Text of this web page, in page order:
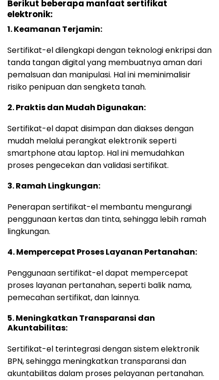
Berikut beberapa manfaat sertifikat
elektronik:
1. Keamanan Terjamin:
Sertifikat-el dilengkapi dengan teknologi enkripsi dan
tanda tangan digital yang membuatnya aman dari
pemalsuan dan manipulasi. Hal ini meminimalisir
risiko penipuan dan sengketa tanah.
2. Praktis dan Mudah Digunakan:
Sertifikat-el dapat disimpan dan diakses dengan
mudah melalui perangkat elektronik seperti
smartphone atau laptop. Hal ini memudahkan
proses pengecekan dan validasi sertifikat.
3. Ramah Lingkungan:
Penerapan sertifikat-el membantu mengurangi
penggunaan kertas dan tinta, sehingga lebih ramah
lingkungan.
4. Mempercepat Proses Layanan Pertanahan:
Penggunaan sertifikat-el dapat mempercepat
proses layanan pertanahan, seperti balik nama,
pemecahan sertifikat, dan lainnya.
5. Meningkatkan Transparansi dan
Akuntabilitas:
Sertifikat-el terintegrasi dengan sistem elektronik
BPN, sehingga meningkatkan transparansi dan
akuntabilitas dalam proses pelayanan pertanahan.